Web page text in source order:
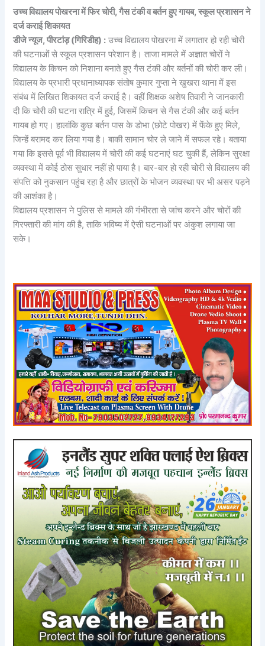
उच्च विद्यालय पोखरना में फिर चोरी, गैस टंकी व बर्तन हुए गायब, स्कूल प्रशासन ने
दर्ज कराई शिकायत
डीजे न्यूज, पीरटांड़ (गिरिडीह) : उच्च विद्यालय पोखरना में लगातार हो रही चोरी
की घटनाओं से स्कूल प्रशासन परेशान है। ताजा मामले में अज्ञात चोरों ने
विद्यालय के किचन को निशाना बनाते हुए गैस टंकी और बर्तनों की चोरी कर ली।
विद्यालय के प्रभारी प्रधानाध्यापक संतोष कुमार गुप्ता ने खुखरा थाना में इस
संबंध में लिखित शिकायत दर्ज कराई है। वहीं शिक्षक अशेष तिवारी ने जानकारी
दी कि चोरी की घटना रात्रि में हुई, जिसमें किचन से गैस टंकी और कई बर्तन
गायब हो गए। हालांकि कुछ बर्तन पास के डोभा (छोटे पोखर) में फेंके हुए मिले,
जिन्हें बरामद कर लिया गया है। बाकी सामान चोर ले जाने में सफल रहे। बताया
गया कि इससे पूर्व भी विद्यालय में चोरी की कई घटनाएं घट चुकी हैं, लेकिन सुरक्षा
व्यवस्था में कोई ठोस सुधार नहीं हो पाया है। बार-बार हो रही चोरी से विद्यालय की
संपत्ति को नुकसान पहुंच रहा है और छात्रों के भोजन व्यवस्था पर भी असर पड़ने
की आशंका है।
विद्यालय प्रशासन ने पुलिस से मामले की गंभीरता से जांच करने और चोरों की
गिरफ्तारी की मांग की है, ताकि भविष्य में ऐसी घटनाओं पर अंकुश लगाया जा
सके।